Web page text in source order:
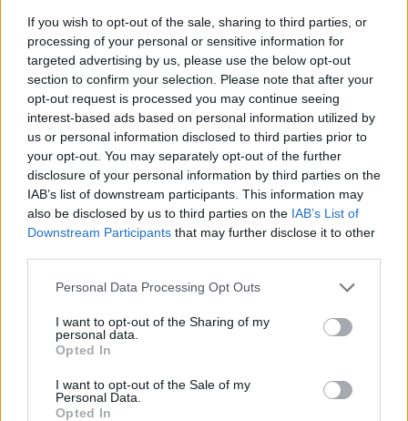
If you wish to opt-out of the sale, sharing to third parties, or
processing of your personal or sensitive information for
targeted advertising by us, please use the below opt-out
section to confirm your selection. Please note that after your
opt-out request is processed you may continue seeing
interest-based ads based on personal information utilized by
us or personal information disclosed to third parties prior to
your opt-out. You may separately opt-out of the further
disclosure of your personal information by third parties on the
IAB’s list of downstream participants. This information may
also be disclosed by us to third parties on the IAB’s List of
Downstream Participants that may further disclose it to other
Personal Data Processing Opt Outs
I want to opt-out of the Sharing of my
personal data.
Opted In
I want to opt-out of the Sale of my
Personal Data.
Opted In
Chcemy poznać Twoją opinię!
Cześć! 🌟 Chcielibyśmy jako Redakcja Serwisu poznać
Twoją opinię na temat tworzonych przez nas treści:
newsów, porad i artykułów pochodzących spod pióra
lekarzy, a także copywriterów medycznych. ...
SANTEE
Informacje portalowe
f92,f60 a pozwolenie na broń
leczenie i tu moje pytanie; Czy mogę się starać o
pozwolenie na broń